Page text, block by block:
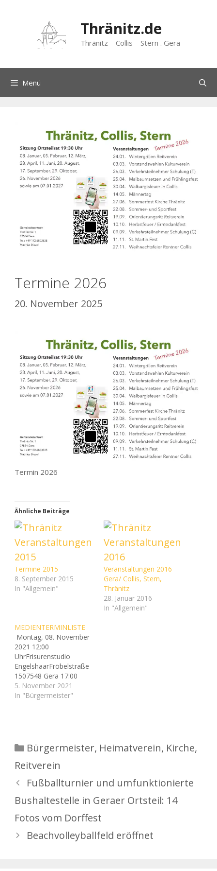
springen
Thränitz.de
Thränitz – Collis – Stern . Gera
Menü
Termine 2026
20. November 2025
Termin 2026
Ähnliche Beiträge
Termine 2015
8. September 2015
In "Allgemein"
Veranstaltungen 2016
Gera/ Collis, Stern,
Thränitz
28. Januar 2016
In "Allgemein"
MEDIENTERMINLISTE
Montag, 08. November
2021 12:00
UhrFrisurenstudio
EngelshaarFröbelstraße
1507548 Gera 17:00
UhrSaal des
Rathauses07545
jähriges BestehenMit
dabei:- Oberbürgerm
eister Julian
Finanzausschuss23.
Röpsen16. öffentliche
Sitzung Dienstag, 09. No
vember 2021 11:00
UhrOrangerie,
SüdflügelKüchengartenall
5. November 2021
In "Bürgermeister"
Kategorien
Bürgermeister, Heimatverein, Kirche,
Reitverein
Fußballturnier und umfunktionierte
Bushaltestelle in Geraer Ortsteil: 14
Fotos vom Dorffest
Beachvolleyballfeld eröffnet